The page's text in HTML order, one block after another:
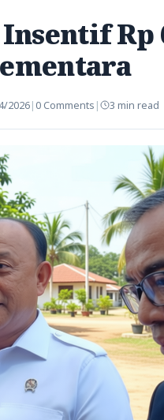
Insentif Rp
2026| 0 Comments | 3 min read